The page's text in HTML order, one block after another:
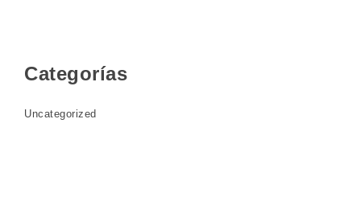
Categorías
Uncategorized